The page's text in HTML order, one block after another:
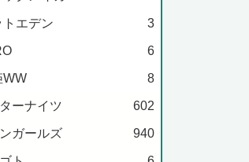
エデン 3
6
WW 8
ーナイツ 602
ガールズ 940